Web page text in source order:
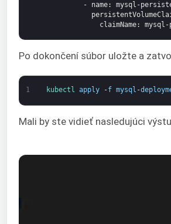
-
name: mysql-
claimName: mysql-
Po dokončení súbor uložte a
1 kubectl apply -f mysql -
Mali by ste vidieť nasledujúci